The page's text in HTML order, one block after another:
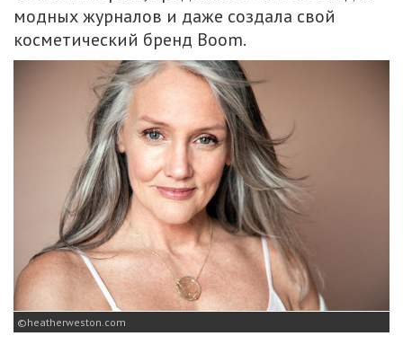
модных журналов и даже создала свой
косметический бренд Boom.
heatherweston.com